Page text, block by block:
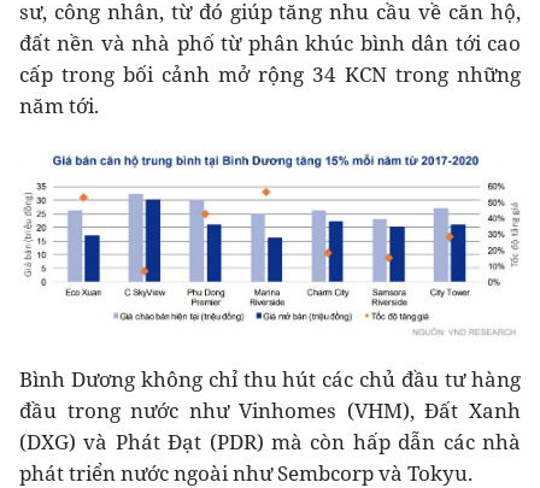
sư, công nhân, từ đó giúp tăng nhu cầu về căn hộ,
đất nền và nhà phố từ phân khúc bình dân tới cao
cấp trong bối cảnh mở rộng 34 KCN trong những
năm tới.
Bình Dương không chỉ thu hút các chủ đầu tư hàng
đầu trong nước như Vinhomes (VHM), Đất Xanh
(DXG) và Phát Đạt (PDR) mà còn hấp dẫn các nhà
phát triển nước ngoài như Sembcorp và Tokyu.